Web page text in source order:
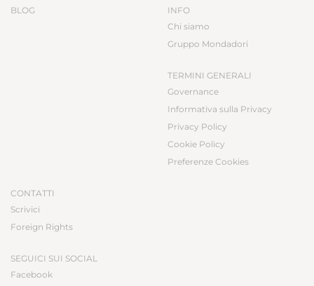
BLOG
INFO
Chi siamo
Gruppo Mondadori
TERMINI GENERALI
Governance
Informativa sulla Privacy
Privacy Policy
Cookie Policy
Preferenze Cookies
CONTATTI
Scrivici
Foreign Rights
SEGUICI SUI SOCIAL
Facebook